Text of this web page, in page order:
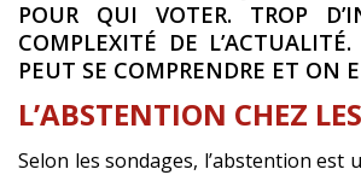
POUR QUI VOTER. TROP
COMPLEXITÉ DE L’ACTUALITÉ.
PEUT SE COMPRENDRE ET ON
L’ABSTENTION CHEZ
Selon les sondages, l’abstention est